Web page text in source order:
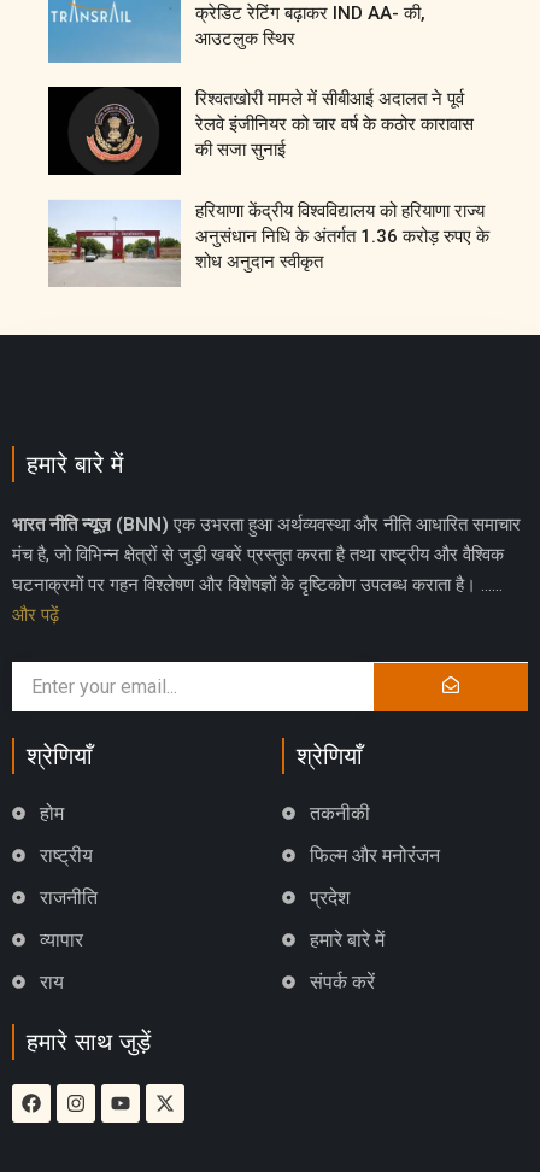
क्रेडिट रेटिंग बढ़ाकर IND AA- की,
आउटलुक स्थिर
रिश्वतखोरी मामले में सीबीआई अदालत ने पूर्व
रेलवे इंजीनियर को चार वर्ष के कठोर कारावास
की सजा सुनाई
हरियाणा केंद्रीय विश्वविद्यालय को हरियाणा राज्य
अनुसंधान निधि के अंतर्गत 1.36 करोड़ रुपए के
शोध अनुदान स्वीकृत
हमारे बारे में
भारत नीति न्यूज़ (BNN) एक उभरता हुआ अर्थव्यवस्था और नीति आधारित समाचार
मंच है, जो विभिन्न क्षेत्रों से जुड़ी खबरें प्रस्तुत करता है तथा राष्ट्रीय और वैश्विक
घटनाक्रमों पर गहन विश्लेषण और विशेषज्ञों के दृष्टिकोण उपलब्ध कराता है। ……
और पढ़ें
श्रेणियाँ
होम
राष्ट्रीय
राजनीति
व्यापार
राय
श्रेणियाँ
तकनीकी
फिल्म और मनोरंजन
प्रदेश
हमारे बारे में
संपर्क करें
हमारे साथ जुड़ें